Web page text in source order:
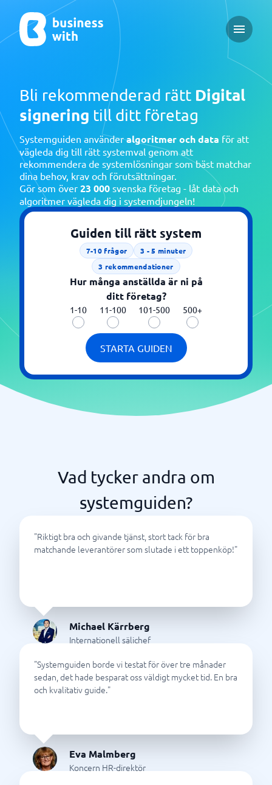
Open
Bli rekommenderad rätt Digital
signering till ditt företag
Systemguiden använderalgoritmer och data för att
vägleda dig till rätt systemval genom att
rekommendera de systemlösningar som bäst matchar
dina behov, krav och förutsättningar.
Gör som över 23 000 svenska företag - låt data och
algoritmer vägleda dig i systemdjungeln!
Guiden till rätt system
7-10 frågor 3 - 5 minuter
3 rekommendationer
Hur många anställda är ni på
ditt företag?
1-10 11-100 101-500 500+
STARTA GUIDEN
Vad tycker andra om
systemguiden?
"Riktigt bra och givande tjänst, stort tack för bra
matchande leverantörer som slutade i ett toppenköp!"
Michael Kärrberg
Internationell säljchef
"Systemguiden borde vi testat för över tre månader
sedan, det hade besparat oss väldigt mycket tid. En bra
och kvalitativ guide."
Eva Malmberg
Koncern HR-direktör